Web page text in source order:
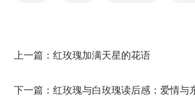
上一篇： 红玫瑰加满天星的花语
下一篇： 红玫瑰与白玫瑰读后感：爱情与